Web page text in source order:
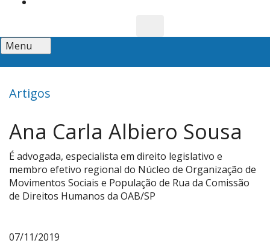
Menu
Artigos
Ana Carla Albiero Sousa
É advogada, especialista em direito legislativo e
membro efetivo regional do Núcleo de Organização de
Movimentos Sociais e População de Rua da Comissão
de Direitos Humanos da OAB/SP
07/11/2019